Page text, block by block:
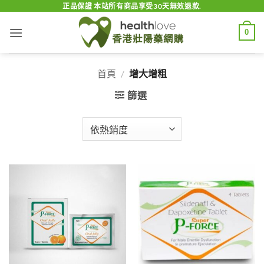
content
正品保證 本站所有商品享受30天無效退款.
0
首頁 / 增大增粗
篩選